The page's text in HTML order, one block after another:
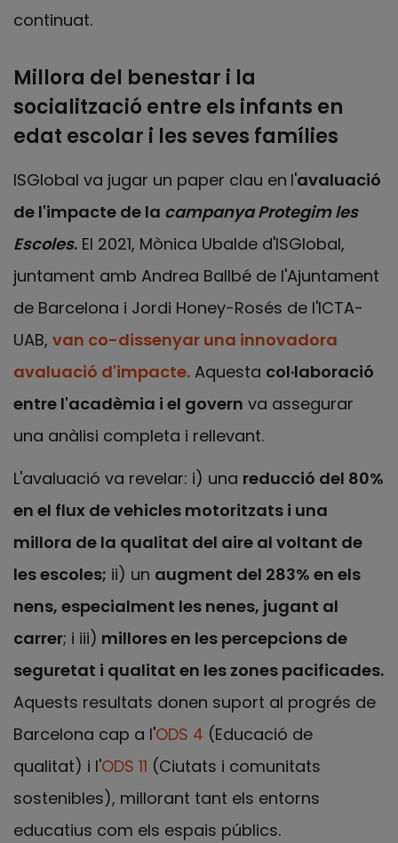
continuat.
Millora del benestar i la
socialització entre els infants en
edat escolar i les seves famílies
ISGlobal va jugar un paper clau en l'avaluació
de l'impacte de la campanya Protegim les
Escoles. El 2021, Mònica Ubalde d'ISGlobal,
juntament amb Andrea Ballbé de l'Ajuntament
de Barcelona i Jordi Honey-Rosés de l'ICTA-
UAB, van co-dissenyar una innovadora
avaluació d'impacte. Aquesta col·laboració
entre l'acadèmia i el govern va assegurar
una anàlisi completa i rellevant.
L'avaluació va revelar: i) una reducció del 80%
en el flux de vehicles motoritzats i una
millora de la qualitat del aire al voltant de
les escoles; ii) un augment del 283% en els
nens, especialment les nenes, jugant al
carrer; i iii) millores en les percepcions de
seguretat i qualitat en les zones pacificades.
Aquests resultats donen suport al progrés de
Barcelona cap a l'ODS 4 (Educació de
qualitat) i l'ODS 11 (Ciutats i comunitats
sostenibles), millorant tant els entorns
educatius com els espais públics.